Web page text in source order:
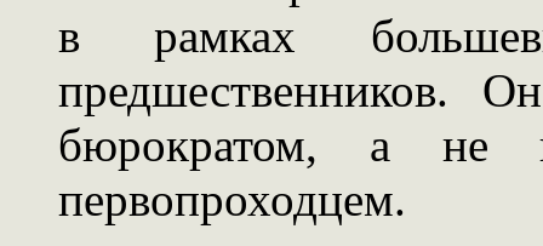
в рамках
предшественников.
бюрократом, а не
первопроходцем.